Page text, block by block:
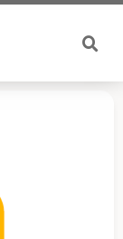
تخطي
المحتوى